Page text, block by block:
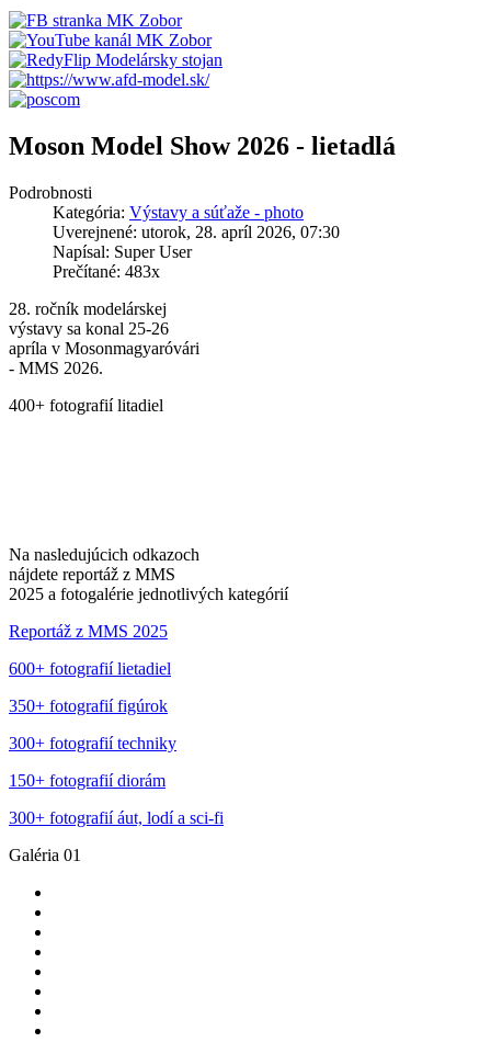
Moson Model Show 2026 - lietadlá
Podrobnosti
Kategória: Výstavy a súťaže - photo
Uverejnené: utorok, 28. apríl 2026, 07:30
Napísal: Super User
Prečítané: 483x
28. ročník modelárskej
výstavy sa konal 25-26
apríla v Mosonmagyaróvári
- MMS 2026.
400+ fotografií litadiel
Na nasledujúcich odkazoch
nájdete reportáž z MMS
2025 a fotogalérie jednotlivých kategórií
Reportáž z MMS 2025
600+ fotografií lietadiel
350+ fotografií figúrok
300+ fotografií techniky
150+ fotografií diorám
300+ fotografií áut, lodí a sci-fi
Galéria 01